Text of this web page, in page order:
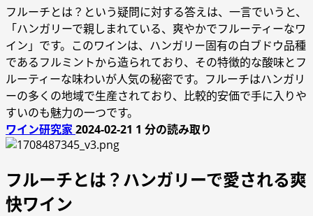
フルーチとは？という疑問に対する答えは、一言でいうと、
「ハンガリーで親しまれている、爽やかでフルーティーなワ
イン」です。このワインは、ハンガリー固有の白ブドウ品種
であるフルミントから造られており、その特徴的な酸味とフ
ルーティーな味わいが人気の秘密です。フルーチはハンガリ
ーの多くの地域で生産されており、比較的安価で手に入りや
すいのも魅力の一つです。
ワイン研究家2024-02-21 1 分の読み取り
フルーチとは？ハンガリーで愛される爽
快ワイン